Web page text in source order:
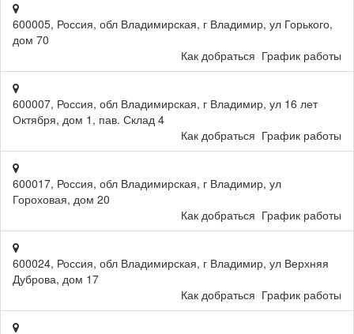
600005, Россия, обл Владимирская, г Владимир, ул Горького,
дом 70
Как добраться График работы
600007, Россия, обл Владимирская, г Владимир, ул 16 лет
Октября, дом 1, пав. Склад 4
Как добраться График работы
600017, Россия, обл Владимирская, г Владимир, ул
Гороховая, дом 20
Как добраться График работы
600024, Россия, обл Владимирская, г Владимир, ул Верхняя
Дуброва, дом 17
Как добраться График работы